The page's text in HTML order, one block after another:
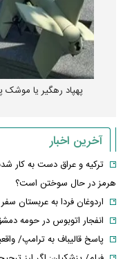
پهپاد رهگیر یا موشک
آخرین اخبار
ترکیه و عراق دست به کار
هرمز در حال سوختن است؟
اردوغان فردا به عربستان
انفجار اتوبوس در حومه دمشق/ ۲ کشته و ۱۳
پاسخ قالیباف به ترامپ/